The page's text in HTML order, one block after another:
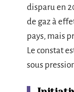
disparu en
de gaz à
pays, mais
Le constat
sous